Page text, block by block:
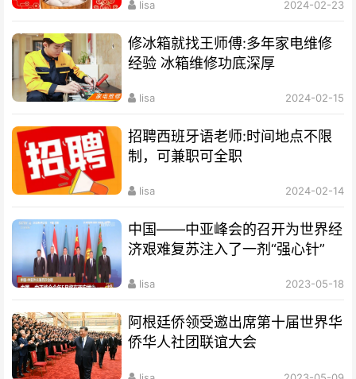
lisa 2024-02-23
修冰箱就找王师傅:多年家电维修
经验 冰箱维修功底深厚
lisa 2024-02-15
招聘西班牙语老师:时间地点不限
制，可兼职可全职
lisa 2024-02-14
中国——中亚峰会的召开为世界经
济艰难复苏注入了一剂“强心针”
lisa 2023-05-18
阿根廷侨领受邀出席第十届世界华
侨华人社团联谊大会